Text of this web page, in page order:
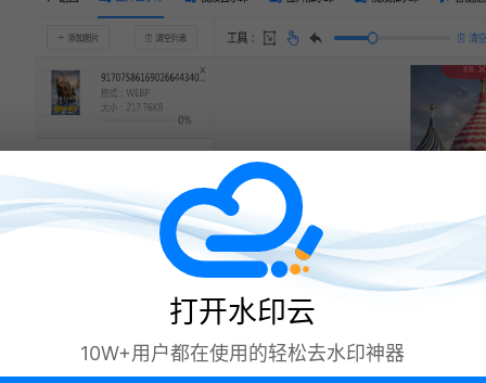
法
得
好!
2026年亲测6个AI去水印工具，去图片水印再
5款好用的图片去水印工具分享，轻松去图片水
打开水印云
10W+用户都在使用的轻松去水印神器